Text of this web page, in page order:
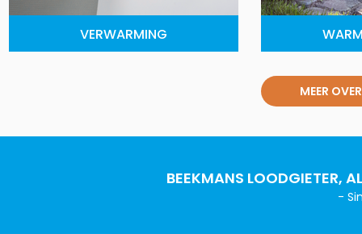
VERWARMING
MEER
BEEKMANS LOODGIETER,
-